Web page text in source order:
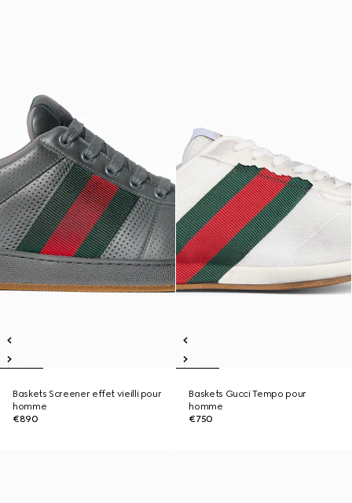
Baskets Screener effet vieilli pour
homme
€890
Baskets Gucci Tempo pour
homme
€750